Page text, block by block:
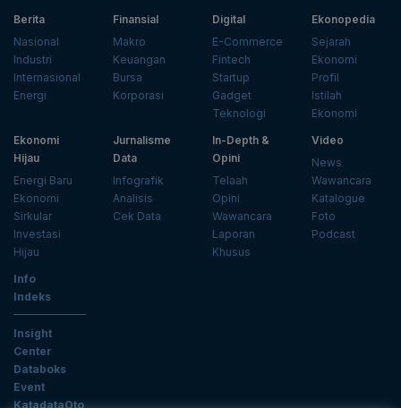
Berita
Nasional
Industri
Internasional
Energi
Finansial
Makro
Keuangan
Bursa
Korporasi
Digital
E-Commerce
Fintech
Startup
Gadget
Teknologi
Ekonopedia
Sejarah
Ekonomi
Profil
Istilah
Ekonomi
Ekonomi
Hijau
Energi Baru
Ekonomi
Sirkular
Investasi
Hijau
Jurnalisme
Data
Infografik
Analisis
Cek Data
In-Depth &
Opini
Telaah
Opini
Wawancara
Laporan
Khusus
Video
News
Wawancara
Katalogue
Foto
Podcast
Info
Indeks
Insight
Center
Databoks
Event
KatadataOto